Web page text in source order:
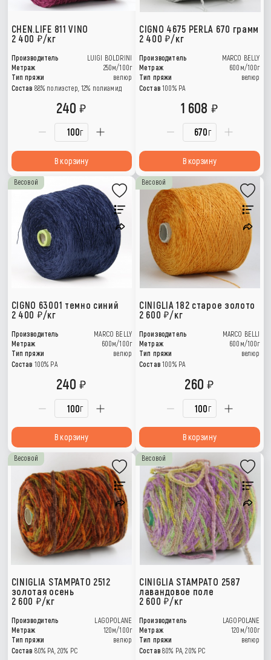
CHEN.LIFE 811 VINO
2 400
/кг
Производитель
LUIGI BOLDRINI
Метраж
250м/100г
Тип пряжи
велюр
Состав 88% полиэстер, 12% полиамид
г
240
В корзину
CIGNO 4675 PERLA 670 грамм
2 400 /кг
Производитель
MARCO BELLY
Метраж
600м/100г
Тип пряжи
велюр
Состав 100% PA
г
1 608
В корзину
Весовой
CIGNO 63001 темно синий
2 400
/кг
Производитель
MARCO BELLY
Метраж
600м/100г
Тип пряжи
велюр
Состав 100% PA
г
240
В корзину
Весовой
CINIGLIA 182 старое золото
2 600 /кг
Производитель
MARCO BELLI
Метраж
600м/100г
Тип пряжи
велюр
Состав 100% PA
г
260
В корзину
Весовой
CINIGLIA STAMPATO 2512
золотая осень
2 600
/кг
Производитель
LAGOPOLANE
Метраж
120м/100г
Тип пряжи
велюр
Состав 80% РА, 20% РС
Весовой
CINIGLIA STAMPATO 2587
лавандовое поле
2 600 /кг
Производитель
LAGOPOLANE
Метраж
120м/100г
Тип пряжи
велюр
Состав 80% РА, 20% РС